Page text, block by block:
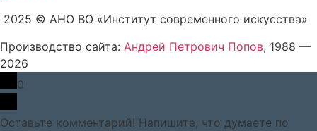
2025 © АНО ВО «Институт современного искусства»
Производство сайта: Андрей Петрович Попов, 1988 —
2026
0
Оставьте комментарий! Напишите, что думаете по